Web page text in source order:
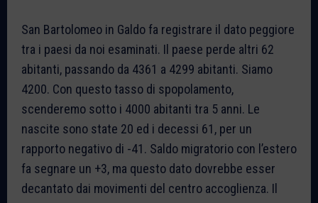
San Bartolomeo in Galdo fa registrare il dato peggiore
tra i paesi da noi esaminati. Il paese perde altri 62
abitanti, passando da 4361 a 4299 abitanti. Siamo
4200. Con questo tasso di spopolamento,
scenderemo sotto i 4000 abitanti tra 5 anni. Le
nascite sono state 20 ed i decessi 61, per un
rapporto negativo di -41. Saldo migratorio con l’estero
fa segnare un +3, ma questo dato dovrebbe esser
decantato dai movimenti del centro accoglienza. Il